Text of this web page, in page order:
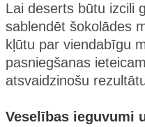
Lai deserts būtu izcili
sablendēt šokolādes
kļūtu par viendabīgu
pasniegšanas
atsvaidzinošu
Veselības ieguvumi